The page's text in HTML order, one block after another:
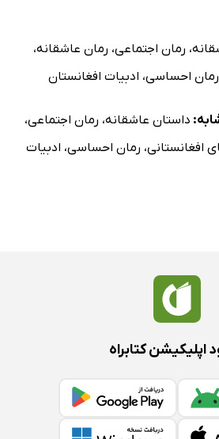
، رمان اجتماعی، رمان عاشقانه،
رمان احساسی، ادبیات افغانستان
داستان عاشقانه، رمان اجتماعی،
افغانستانی، رمان احساسی، ادبیات
اپلیکیشن کتابراه